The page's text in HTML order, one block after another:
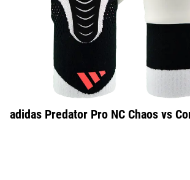
adidas Predator Pro NC Chaos vs